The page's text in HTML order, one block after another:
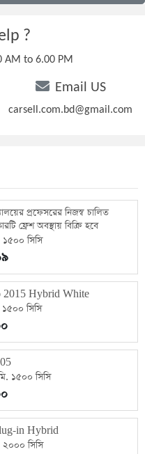
?
AM to 6.00 PM
Email US
carsell.com.bd@gmail.com
প্রফেসরের নিজস্ব চালিত
ফ্রেশ অবস্থায় বিক্রি হবে
সিসি
Hybrid White
সিসি
১৫০০ সিসি
in Hybrid
সিসি